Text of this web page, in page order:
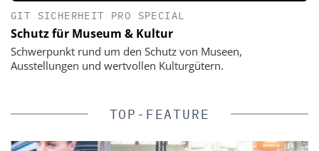
GIT SICHERHEIT PRO SPECIAL
Schutz für Museum & Kultur
Schwerpunkt rund um den Schutz von Museen,
Ausstellungen und wertvollen Kulturgütern.
TOP-FEATURE